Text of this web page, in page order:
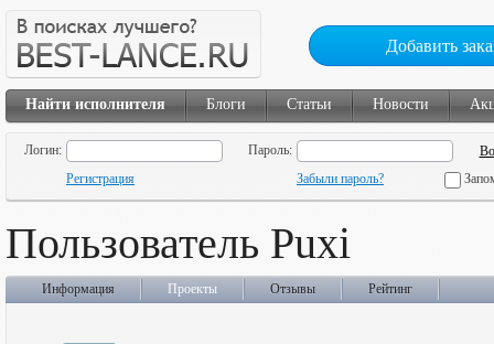
Добавить
Найти исполнителя Блоги Статьи Новости
Логин:
Пароль:
Регистрация
Забыли пароль?
Пользователь Puxi
Информация Проекты Отзывы Рейтинг